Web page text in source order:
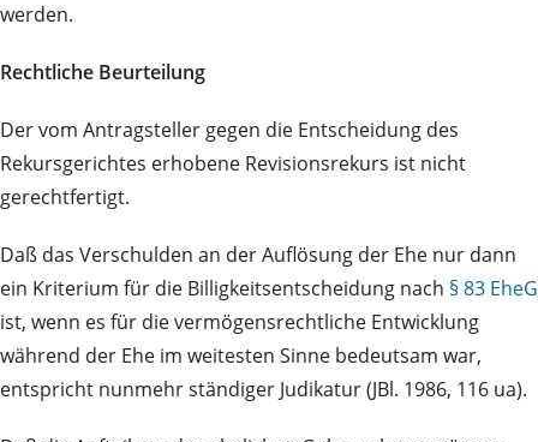
werden.
Rechtliche Beurteilung
Der vom Antragsteller gegen die Entscheidung des
Rekursgerichtes erhobene Revisionsrekurs ist nicht
gerechtfertigt.
Daß das Verschulden an der Auflösung der Ehe nur dann
ein Kriterium für die Billigkeitsentscheidung nach § 83 EheG
ist, wenn es für die vermögensrechtliche Entwicklung
während der Ehe im weitesten Sinne bedeutsam war,
entspricht nunmehr ständiger Judikatur (JBl. 1986, 116 ua).